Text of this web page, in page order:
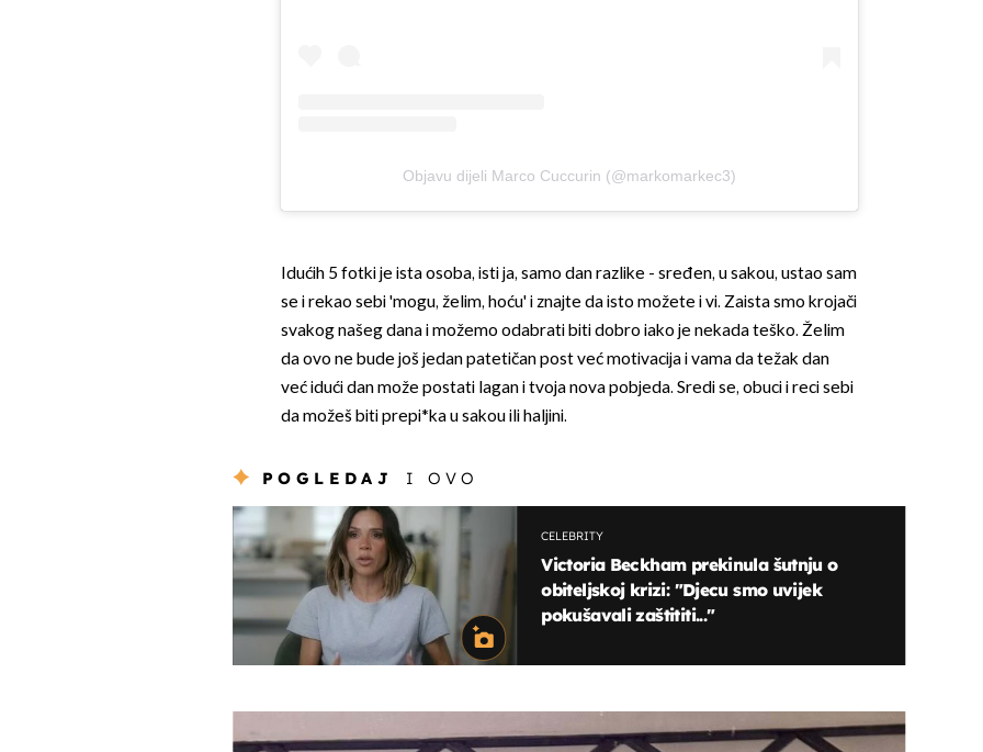
Objavu dijeli Marco Cuccurin (@markomarkec3)
Idućih 5 fotki je ista osoba, isti ja, samo dan razlike - sređen, u sakou, ustao sam
se i rekao sebi 'mogu, želim, hoću' i znajte da isto možete i vi. Zaista smo krojači
svakog našeg dana i možemo odabrati biti dobro iako je nekada teško. Želim
da ovo ne bude još jedan patetičan post već motivacija i vama da težak dan
već idući dan može postati lagan i tvoja nova pobjeda. Sredi se, obuci i reci sebi
da možeš biti prepi*ka u sakou ili haljini.
POGLEDAJ I OVO
CELEBRITY
Victoria Beckham prekinula šutnju o
obiteljskoj krizi: "Djecu smo uvijek
pokušavali zaštititi..."